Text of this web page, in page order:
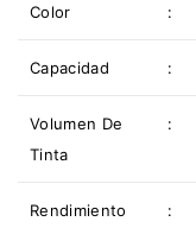
Color :
Capacidad :
Volumen De
Tinta
:
Rendimiento
: